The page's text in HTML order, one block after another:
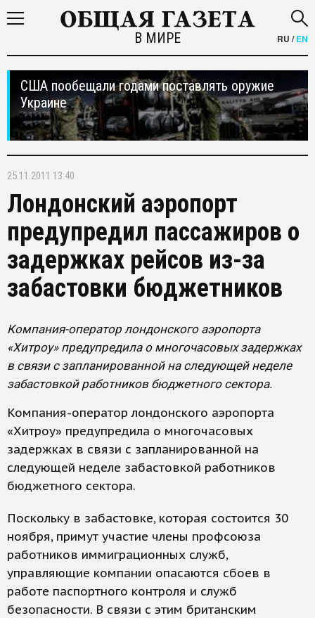
В МИРЕ RU /EN
США пообещали годами поставлять оружие
Украине
25.11.2011 13:40
Лондонский аэропорт
предупредил пассажиров о
задержках рейсов из-за
забастовки бюджетников
Компания-оператор лондонского аэропорта
«Хитроу» предупредила о многочасовых задержках
в связи с запланированной на следующей неделе
забастовкой работников бюджетного сектора.
Компания-оператор лондонского аэропорта
«Хитроу» предупредила о многочасовых
задержках в связи с запланированной на
следующей неделе забастовкой работников
бюджетного сектора.
Поскольку в забастовке, которая состоится 30
ноября, примут участие члены профсоюза
работников иммиграционных служб,
управляющие компании опасаются сбоев в
работе паспортного контроля и служб
безопасности. В связи с этим британским